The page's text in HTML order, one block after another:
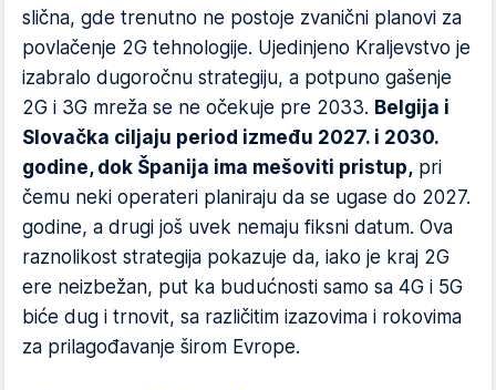
slična, gde trenutno ne postoje zvanični planovi za
povlačenje 2G tehnologije. Ujedinjeno Kraljevstvo je
izabralo dugoročnu strategiju, a potpuno gašenje
2G i 3G mreža se ne očekuje pre 2033. Belgija i
Slovačka ciljaju period između 2027. i 2030.
godine, dok Španija ima mešoviti pristup, pri
čemu neki operateri planiraju da se ugase do 2027.
godine, a drugi još uvek nemaju fiksni datum. Ova
raznolikost strategija pokazuje da, iako je kraj 2G
ere neizbežan, put ka budućnosti samo sa 4G i 5G
biće dug i trnovit, sa različitim izazovima i rokovima
za prilagođavanje širom Evrope.